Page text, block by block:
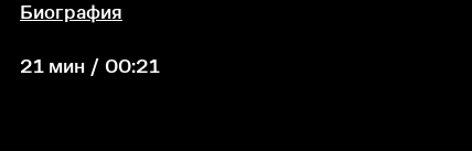
Биография
21 мин / 00:21